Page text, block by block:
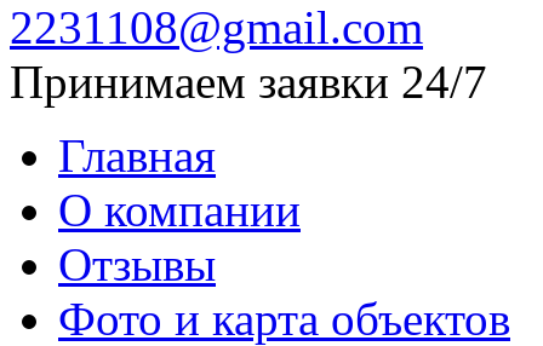
2231108@gmail.com
Принимаем заявки 24/7
Главная
О компании
Отзывы
Фото и карта объектов